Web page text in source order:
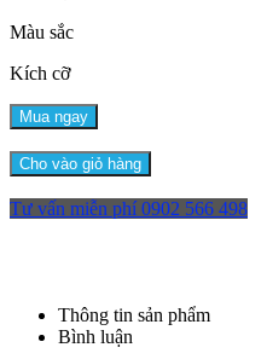
Màu sắc
Kích cỡ
Mua ngay
Cho vào giỏ hàng
Tư vấn miễn phí 0902 566 498
Thông tin sản phẩm
Bình luận